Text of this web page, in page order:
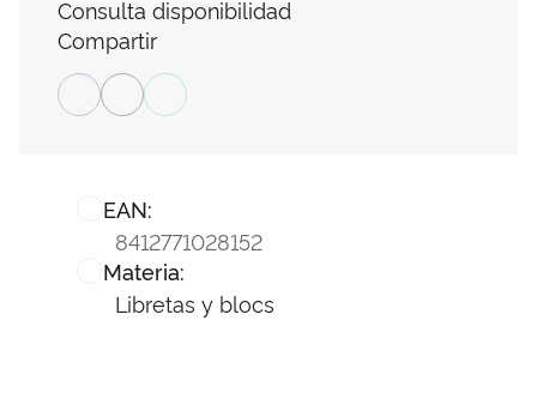
EAN:
8412771028152
Materia:
Libretas y blocs
Consulta disponibilidad
Compartir